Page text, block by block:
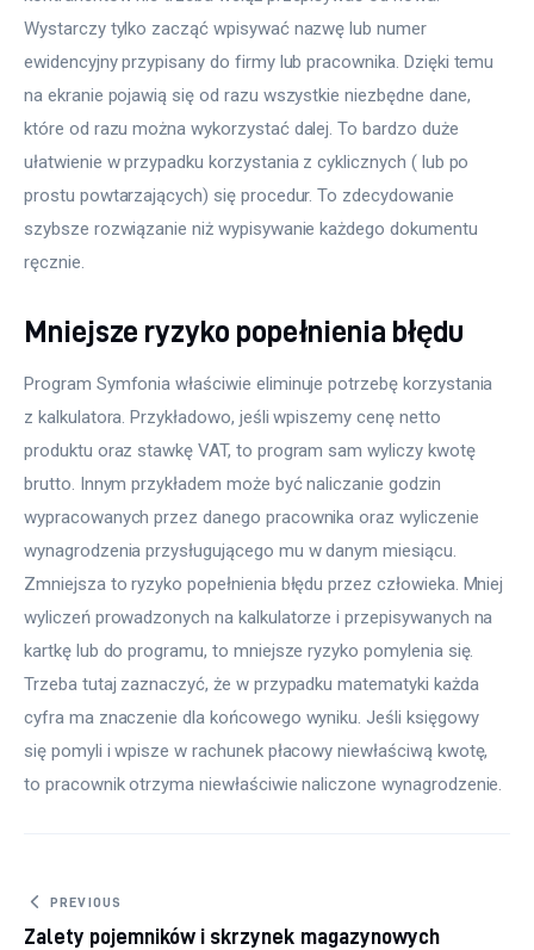
Wystarczy tylko zacząć wpisywać nazwę lub numer
ewidencyjny przypisany do firmy lub pracownika. Dzięki temu
na ekranie pojawią się od razu wszystkie niezbędne dane,
które od razu można wykorzystać dalej. To bardzo duże
ułatwienie w przypadku korzystania z cyklicznych ( lub po
prostu powtarzających) się procedur. To zdecydowanie
szybsze rozwiązanie niż wypisywanie każdego dokumentu
ręcznie.
Mniejsze ryzyko popełnienia błędu
Program Symfonia właściwie eliminuje potrzebę korzystania
z kalkulatora. Przykładowo, jeśli wpiszemy cenę netto
produktu oraz stawkę VAT, to program sam wyliczy kwotę
brutto. Innym przykładem może być naliczanie godzin
wypracowanych przez danego pracownika oraz wyliczenie
wynagrodzenia przysługującego mu w danym miesiącu.
Zmniejsza to ryzyko popełnienia błędu przez człowieka. Mniej
wyliczeń prowadzonych na kalkulatorze i przepisywanych na
kartkę lub do programu, to mniejsze ryzyko pomylenia się.
Trzeba tutaj zaznaczyć, że w przypadku matematyki każda
cyfra ma znaczenie dla końcowego wyniku. Jeśli księgowy
się pomyli i wpisze w rachunek płacowy niewłaściwą kwotę,
to pracownik otrzyma niewłaściwie naliczone wynagrodzenie.
Nawigacja wpisu
PREVIOUS
Zalety pojemników i skrzynek magazynowych